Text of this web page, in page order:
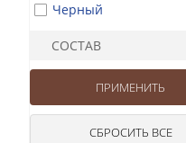
Черный
СОСТАВ